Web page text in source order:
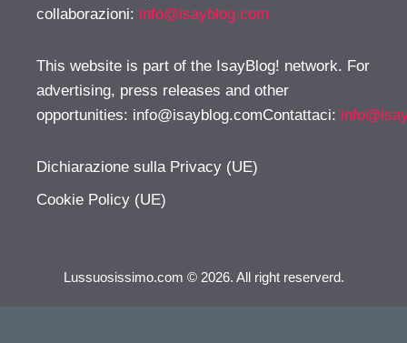
collaborazioni: info@isayblog.com
This website is part of the IsayBlog! network. For
advertising, press releases and other
opportunities: info@isayblog.comContattaci:
Dichiarazione sulla Privacy (UE)
Cookie Policy (UE)
Lussuosissimo.com © 2026. All right reserverd.